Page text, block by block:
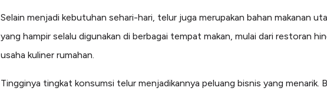
Selain menjadi kebutuhan sehari-hari, telur juga merupakan bahan makanan
yang hampir selalu digunakan di berbagai tempat makan, mulai dari restoran
usaha kuliner rumahan.
Tingginya tingkat konsumsi telur menjadikannya peluang bisnis yang menarik.